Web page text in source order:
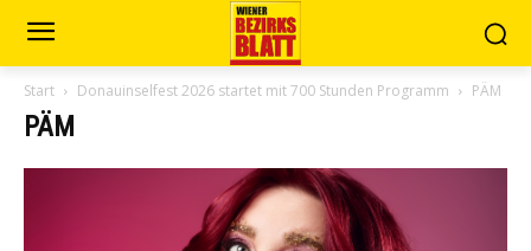
Start Donauinselfest 2026 startet mit 700 Stunden Programm PÄM
PÄM